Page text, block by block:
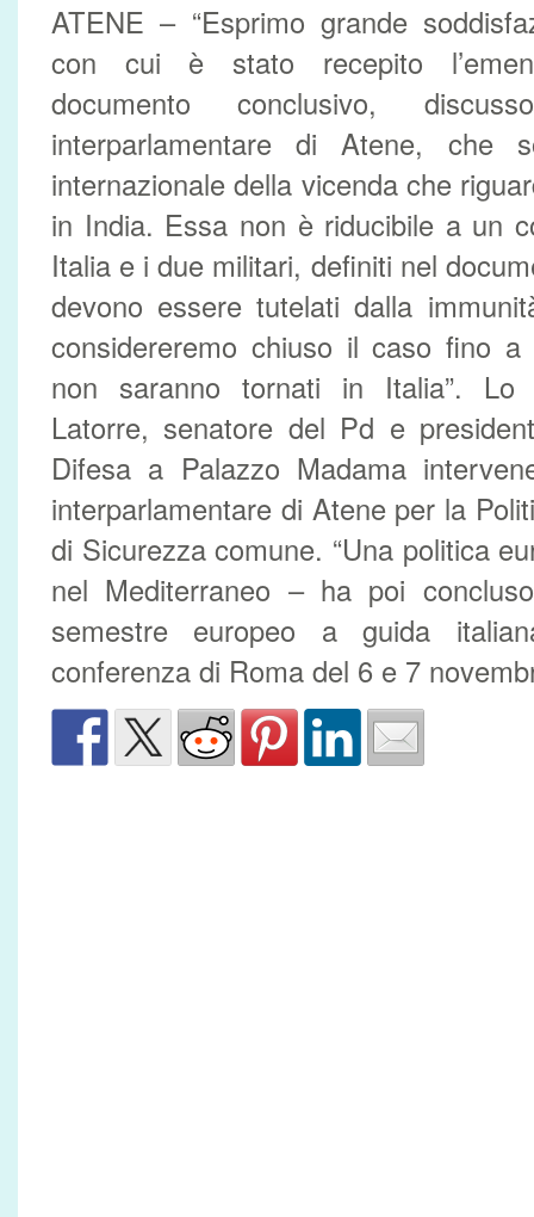
ATENE – “Esprimo grande
con cui è stato recepito
documento conclusivo,
interparlamentare di Atene, che
internazionale della vicenda che
in India. Essa non è riducibile a un
Italia e i due militari, definiti nel
devono essere tutelati dalla
considereremo chiuso il caso fino
non saranno tornati in Italia”. Lo
Latorre, senatore del Pd e
Difesa a Palazzo Madama
interparlamentare di Atene per la
di Sicurezza comune. “Una politica
nel Mediterraneo – ha poi
semestre europeo a guida
conferenza di Roma del 6 e 7